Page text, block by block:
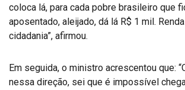
coloca lá, para cada pobre brasileiro que
aposentado, aleijado, dá lá R$ 1 mil.
cidadania”, afirmou.
Em seguida, o ministro acrescentou que:
nessa direção, sei que é impossível